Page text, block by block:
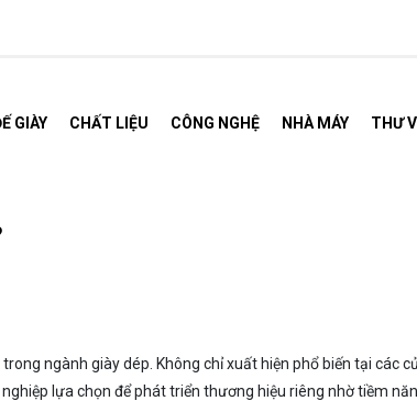
GIÀY CHẤT LIỆU CÔNG NGHỆ NHÀ MÁY THƯ
ngành giày dép. Không chỉ xuất hiện phổ biến tại các
lựa chọn để phát triển thương hiệu riêng nhờ tiềm